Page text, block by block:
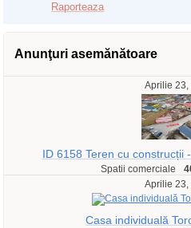
Raporteaza
Anunţuri asemănătoare
Aprilie 23,
ID 6158 Teren cu construcții -
Spatii comerciale
Aprilie 23,
Casa individuală